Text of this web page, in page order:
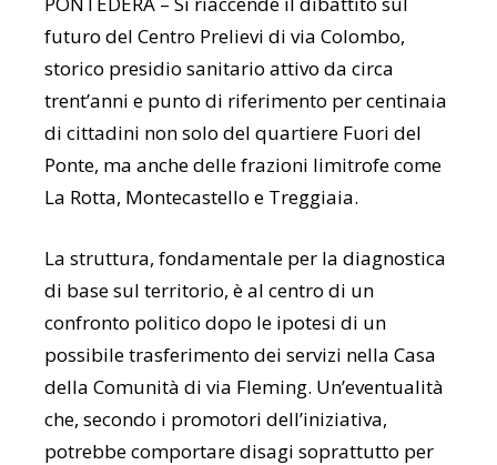
futuro del Centro Prelievi di via Colombo,
storico presidio sanitario attivo da circa
trent’anni e punto di riferimento per centinaia
di cittadini non solo del quartiere Fuori del
Ponte, ma anche delle frazioni limitrofe come
La Rotta, Montecastello e Treggiaia.
La struttura, fondamentale per la diagnostica
di base sul territorio, è al centro di un
confronto politico dopo le ipotesi di un
possibile trasferimento dei servizi nella Casa
della Comunità di via Fleming. Un’eventualità
che, secondo i promotori dell’iniziativa,
potrebbe comportare disagi soprattutto per